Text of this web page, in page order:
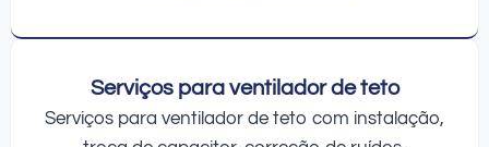
Serviços para ventilador de teto
Serviços para ventilador de teto com instalação,